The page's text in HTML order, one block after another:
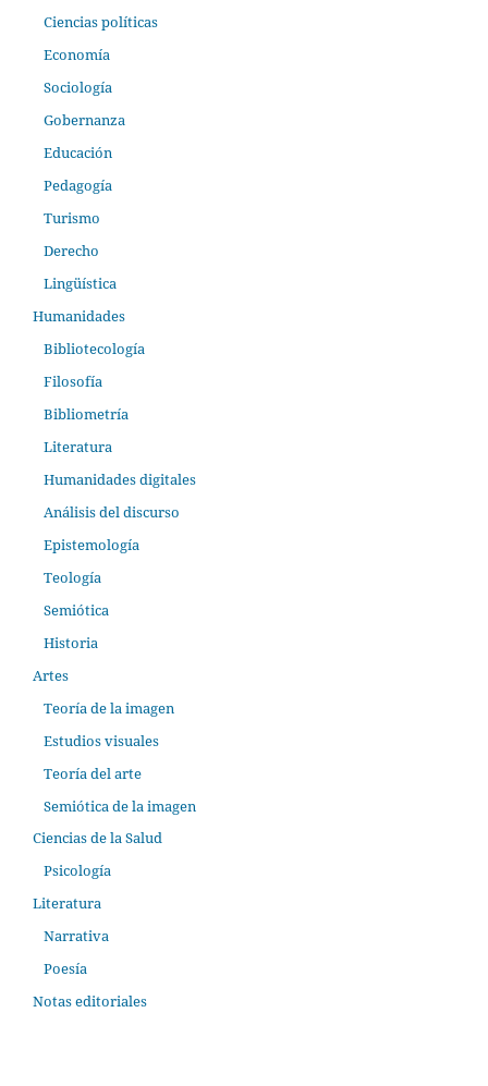
Ciencias políticas
Economía
Sociología
Gobernanza
Educación
Pedagogía
Turismo
Derecho
Lingüística
Humanidades
Bibliotecología
Filosofía
Bibliometría
Literatura
Humanidades digitales
Análisis del discurso
Epistemología
Teología
Semiótica
Historia
Artes
Teoría de la imagen
Estudios visuales
Teoría del arte
Semiótica de la imagen
Ciencias de la Salud
Psicología
Literatura
Narrativa
Poesía
Notas editoriales